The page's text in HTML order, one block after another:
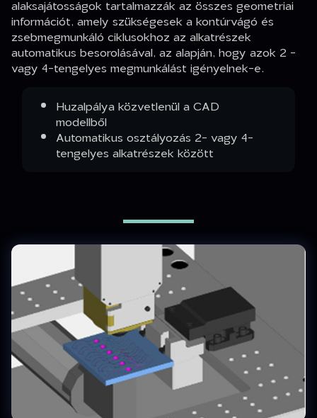
alaksajátosságok tartalmazzák az összes geometriai
információt, amely szükségesek a kontúrvágó és
zsebmegmunkáló ciklusokhoz az alkatrészek
automatikus besorolásával, az alapján, hogy azok 2 -
vagy 4-tengelyes megmunkálást igényelnek-e.
Huzalpálya közvetlenül a CAD
modellből
Automatikus osztályozás 2- vagy 4-
tengelyes alkatrészek között